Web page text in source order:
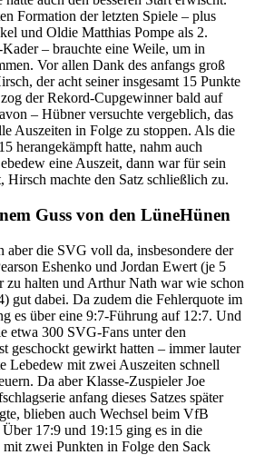
Formation der letzten Spiele – plus
und Oldie Matthias Pompe als 2.
– brauchte eine Weile, um in
Vor allen Dank des anfangs groß
der acht seiner insgesamt 15 Punkte
der Rekord-Cupgewinner bald auf
– Hübner versuchte vergeblich, das
Auszeiten in Folge zu stoppen. Als die
herangekämpft hatte, nahm auch
eine Auszeit, dann war für sein
Hirsch machte den Satz schließlich zu.
Guss von den LüneHünen
aber die SVG voll da, insbesondere der
Eshenko und Jordan Ewert (je 5
zu halten und Arthur Nath war wie schon
gut dabei. Da zudem die Fehlerquote im
es über eine 9:7-Führung auf 12:7. Und
etwa 300 SVG-Fans unter den
geschockt gewirkt hatten – immer lauter
Lebedew mit zwei Auszeiten schnell
Da aber Klasse-Zuspieler Joe
anfang dieses Satzes später
blieben auch Wechsel beim VfB
17:9 und 19:15 ging es in die
zwei Punkten in Folge den Sack